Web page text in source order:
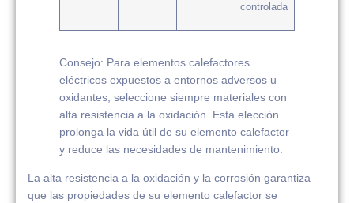
controlada
Consejo: Para elementos calefactores
eléctricos expuestos a entornos adversos u
oxidantes, seleccione siempre materiales con
alta resistencia a la oxidación. Esta elección
prolonga la vida útil de su elemento calefactor
y reduce las necesidades de mantenimiento.
La alta resistencia a la oxidación y la corrosión garantiza
que las propiedades de su elemento calefactor se